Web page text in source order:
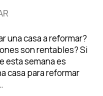
una casa a reformar?
son rentables? Si
esta semana es
casa para reformar